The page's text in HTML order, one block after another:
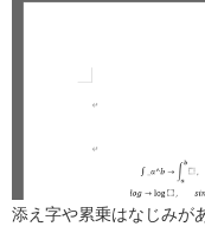
添え字や累乗はなじみが